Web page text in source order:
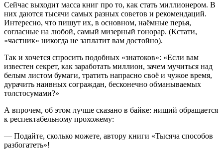
Сейчас выходит масса книг про то, как стать миллионером. В
них даются тысячи самых разных советов и рекомендаций.
Интересно, что пишут их, в основном, наёмные перья,
согласные на любой, самый мизерный гонорар. (Кстати,
«частник» никогда не заплатит вам достойно).
Так и хочется спросить подобных «знатоков»: «Если вам
известен секрет, как заработать миллион, зачем мучиться над
белым листом бумаги, тратить напрасно своё и чужое время,
дурачить наивных сограждан, бесконечно обманываемых
толстосумами?»
А впрочем, об этом лучше сказано в байке: нищий обращается
к респектабельному прохожему:
— Подайте, сколько можете, автору книги «Тысяча способов
разбогатеть»!